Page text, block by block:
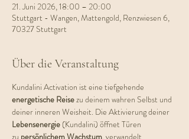
21. Juni 2026, 18:00 – 20:00
Stuttgart - Wangen, Mattengold, Renzwiesen 6,
70327 Stuttgart
Über die Veranstaltung
Kundalini Activation ist eine tiefgehende
energetische Reise zu deinem wahren Selbst und
deiner inneren Weisheit. Die Aktivierung deiner
Lebensenergie (Kundalini) öffnet Türen
zu persönlichem Wachstum, verwandelt